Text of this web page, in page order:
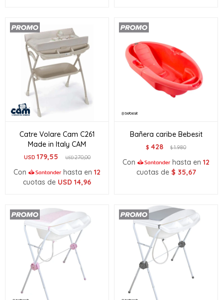
Catre Volare Cam C261
Made in Italy CAM
USD 179,55 USD270,00
Con hasta en 12
cuotas de USD 14,96
Bañera caribe Bebesit
$ 428 $1.980
Con hasta en 12
cuotas de $ 35,67